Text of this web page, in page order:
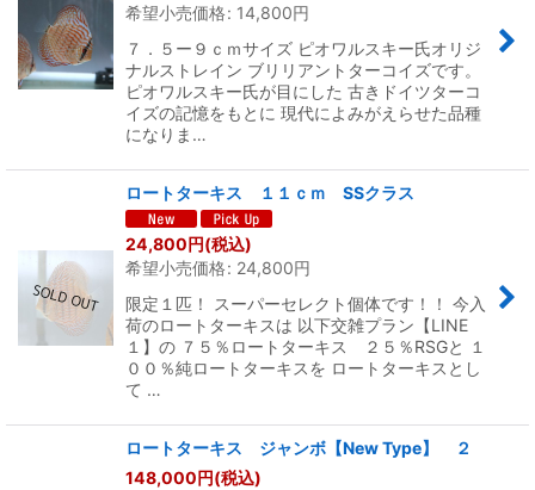
希望小売価格: 14,800円
７．５ー９ｃｍサイズ ピオワルスキー氏オリジ
ナルストレイン ブリリアントターコイズです。
ピオワルスキー氏が目にした 古きドイツターコ
イズの記憶をもとに 現代によみがえらせた品種
になりま…
ロートターキス １１ｃｍ SSクラス
24,800円(税込)
希望小売価格: 24,800円
限定１匹！ スーパーセレクト個体です！！ 今入
荷のロートターキスは 以下交雑プラン【LINE
１】の ７５％ロートターキス ２５％RSGと １
００％純ロートターキスを ロートターキスとし
て …
ロートターキス ジャンボ【New Type】 ２
148,000円(税込)